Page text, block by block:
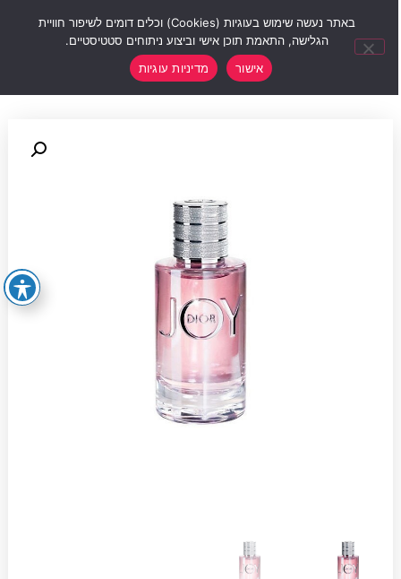
באתר נעשה שימוש בעוגיות (Cookies) וכלים דומים לשיפור חוויית
הגלישה, התאמת תוכן אישי וביצוע ניתוחים סטטיסטיים.
אישור
מדיניות עוגיות